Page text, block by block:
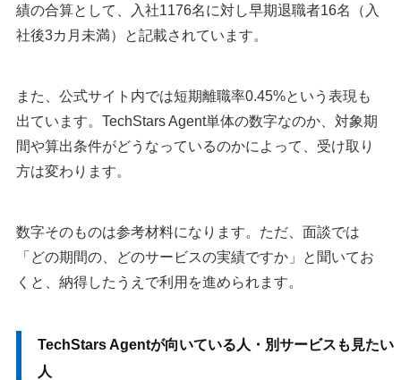
績の合算として、入社1176名に対し早期退職者16名（入
社後3カ月未満）と記載されています。
また、公式サイト内では短期離職率0.45%という表現も
出ています。TechStars Agent単体の数字なのか、対象期
間や算出条件がどうなっているのかによって、受け取り
方は変わります。
数字そのものは参考材料になります。ただ、面談では
「どの期間の、どのサービスの実績ですか」と聞いてお
くと、納得したうえで利用を進められます。
TechStars Agentが向いている人・別サービスも見たい
人